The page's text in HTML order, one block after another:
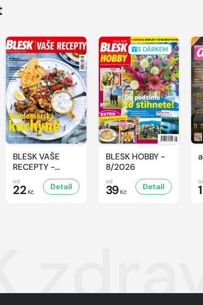
BLESK VAŠE
RECEPTY -
8/2026
od
22 Kč
Detail
S DÁRKEM
BLESK HOBBY -
8/2026
od
39 Kč
Detail